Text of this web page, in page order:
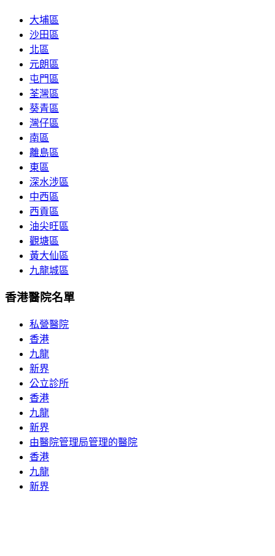
大埔區
沙田區
北區
元朗區
屯門區
荃灣區
葵青區
灣仔區
南區
離島區
東區
深水涉區
中西區
西貢區
油尖旺區
觀塘區
黃大仙區
九龍城區
香港醫院名單
私營醫院
香港
九龍
新界
公立診所
香港
九龍
新界
由醫院管理局管理的醫院
香港
九龍
新界